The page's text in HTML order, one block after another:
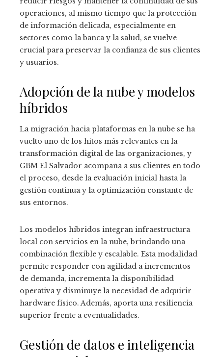
operaciones, al mismo tiempo que la protección
de información delicada, especialmente en
sectores como la banca y la salud, se vuelve
crucial para preservar la confianza de sus clientes
y usuarios.
Adopción de la nube y modelos
híbridos
La migración hacia plataformas en la nube se ha
vuelto uno de los hitos más relevantes en la
transformación digital de las organizaciones, y
GBM El Salvador acompaña a sus clientes en todo
el proceso, desde la evaluación inicial hasta la
gestión continua y la optimización constante de
sus entornos.
Los modelos híbridos integran infraestructura
local con servicios en la nube, brindando una
combinación flexible y escalable. Esta modalidad
permite responder con agilidad a incrementos
de demanda, incrementa la disponibilidad
operativa y disminuye la necesidad de adquirir
hardware físico. Además, aporta una resiliencia
superior frente a eventualidades.
Gestión de datos e inteligencia